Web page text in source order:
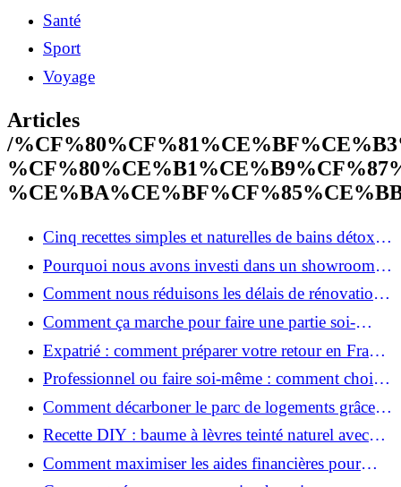
Santé
Sport
Voyage
Articles
/
Cinq recettes simples et naturelles de bains détox
maison
Pourquoi nous avons investi dans un showroom-
atelier et ce que cela apporte aux clients
Comment nous réduisons les délais de rénovation à
3 mois au lieu de 6?
Comment ça marche pour faire une partie soi-
même et nous confier le reste ?
Expatrié : comment préparer votre retour en France
et rénover votre bien à distance ?
Professionnel ou faire soi-même : comment choisir
pour votre rénovation ?
Comment décarboner le parc de logements grâce à
la rénovation énergétique ?
Recette DIY : baume à lèvres teinté naturel avec
SPF
Comment maximiser les aides financières pour
votre rénovation ?